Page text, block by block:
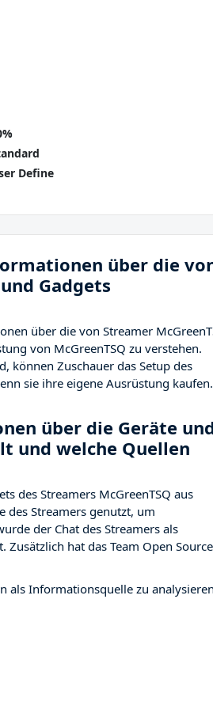
Define
über die
Gadgets
über die von Streamer
von McGreenTSQ zu verstehen.
können Zuschauer das Setup des
sie ihre eigene Ausrüstung kaufen.
über die Geräte
und welche Quellen
des Streamers McGreenTSQ aus
des Streamers genutzt, um
der Chat des Streamers als
hat das Team Open
als Informationsquelle zu